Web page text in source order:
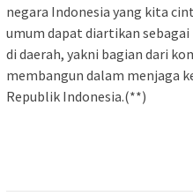
negara Indonesia yang kita
umum dapat diartikan
di daerah, yakni bagian dari
membangun dalam menjaga
Republik Indonesia.(**)